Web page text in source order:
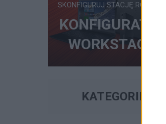
SKONFIGURUJ STACJĘ ROBOCZĄ
KONFIGURATOR
WORKSTACJI
KATEGORIE